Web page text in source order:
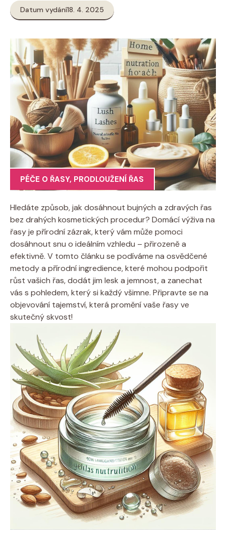
Datum vydání18. 4. 2025
PÉČE O ŘASY, PRODLOUŽENÍ ŘAS
Hledáte způsob,​ jak‌ dosáhnout bujných a zdravých ‍řas⁢
bez⁤ drahých kosmetických procedur? Domácí⁢ výživa na
řasy je přírodní zázrak, který vám může‍ pomoci
‌dosáhnout snu o ideálním⁢ vzhledu – ​přirozeně a
efektivně. V tomto ⁣článku se podíváme na⁣ osvědčené
metody a⁢ přírodní ingredience, které mohou podpořit ​
růst vašich řas, dodát jim lesk a jemnost, a ⁣zanechat
vás s pohledem, který ⁢si každý ⁣všimne. ​Připravte se na
objevování⁤ tajemství, ⁤která promění vaše řasy ve
skutečný⁢ skvost!